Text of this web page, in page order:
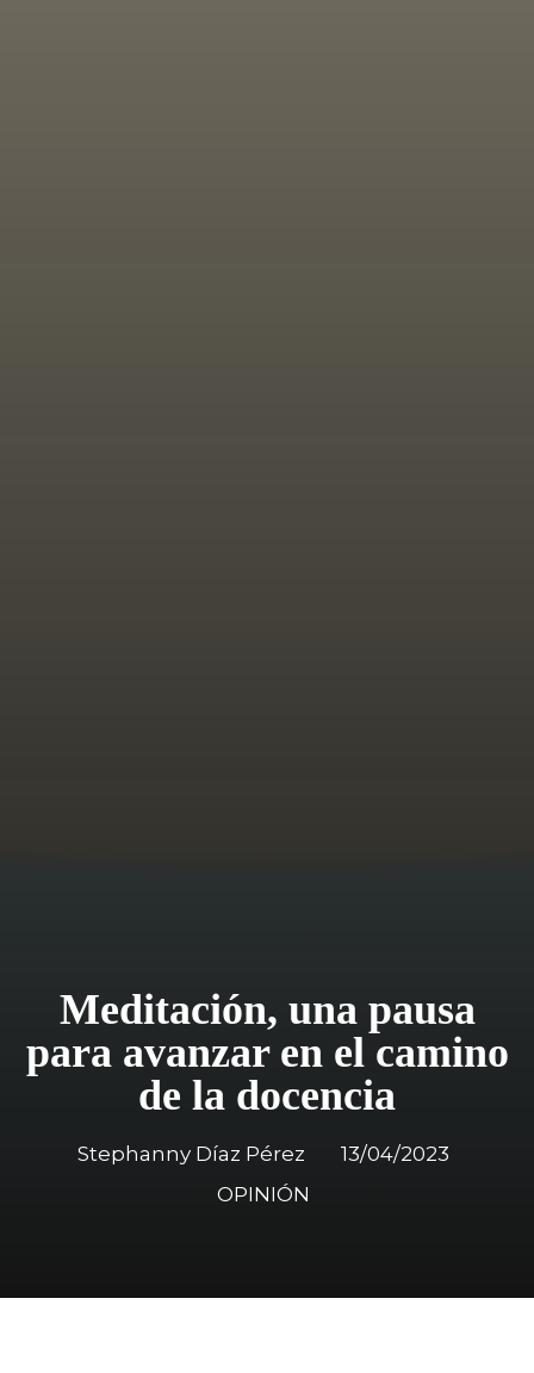
Meditación, una pausa
para avanzar en el camino
de la docencia
Stephanny Díaz Pérez
13/04/2023
OPINIÓN